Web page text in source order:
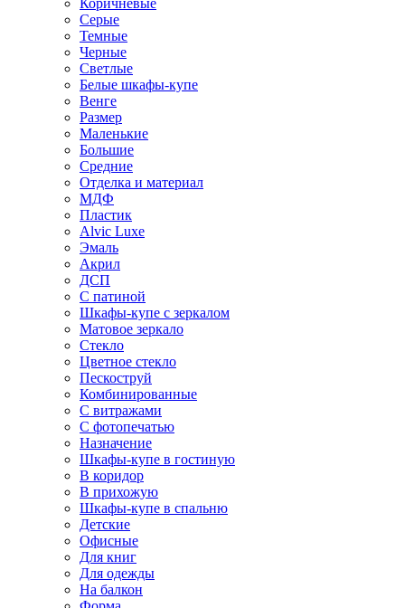
Коричневые
Серые
Темные
Черные
Светлые
Белые шкафы-купе
Венге
Размер
Маленькие
Большие
Средние
Отделка и материал
МДФ
Пластик
Alvic Luxe
Эмаль
Акрил
ДСП
С патиной
Шкафы-купе с зеркалом
Матовое зеркало
Стекло
Цветное стекло
Пескоструй
Комбинированные
С витражами
С фотопечатью
Назначение
Шкафы-купе в гостиную
В коридор
В прихожую
Шкафы-купе в спальню
Детские
Офисные
Для книг
Для одежды
На балкон